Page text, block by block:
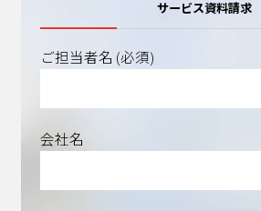
サービス資料請求
ご担当者名 (必須)
会社名